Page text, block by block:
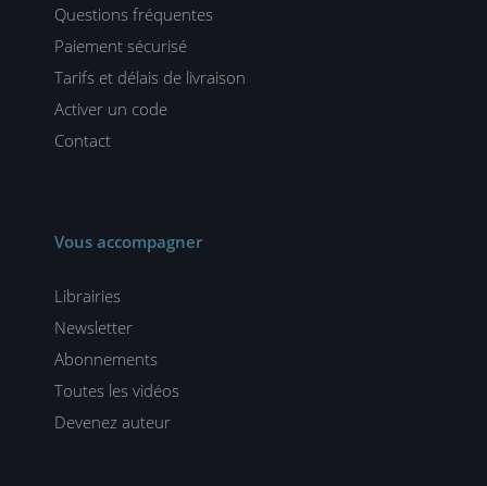
Questions fréquentes
Paiement sécurisé
Tarifs et délais de livraison
Activer un code
Contact
Vous accompagner
Librairies
Newsletter
Abonnements
Toutes les vidéos
Devenez auteur